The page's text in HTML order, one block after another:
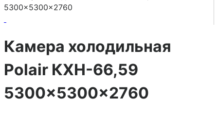
Камера холодильная
Polair КХН-66,59
5300×5300×2760